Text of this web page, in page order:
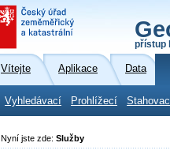
přístup
Vítejte Aplikace Data
Vyhledávací Prohlížecí
Nyní jste zde: Služby